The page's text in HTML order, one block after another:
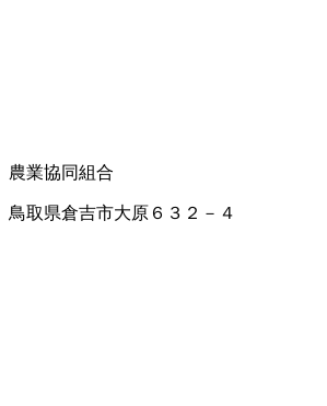
農業協同組合
鳥取県倉吉市大原６３２－４